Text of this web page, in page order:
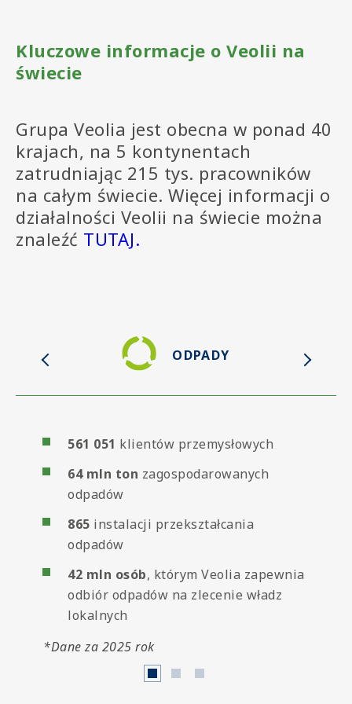
Kluczowe informacje o Veolii na
świecie
Grupa Veolia jest obecna w ponad 40
krajach, na 5 kontynentach
zatrudniając 215 tys. pracowników
na całym świecie. Więcej informacji o
działalności Veolii na świecie można
znaleźć TUTAJ.
SVG
ODPADY
561 051 klientów przemysłowych
64 mln ton zagospodarowanych
odpadów
865 instalacji przekształcania
odpadów
42 mln osób, którym Veolia zapewnia
odbiór odpadów na zlecenie władz
lokalnych
*Dane za 2025 rok